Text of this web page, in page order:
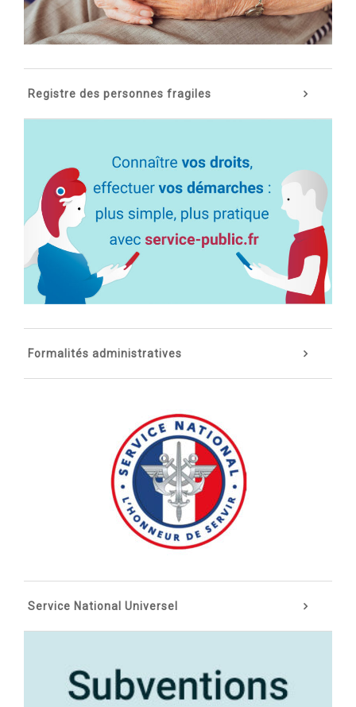
Registre des personnes fragiles
Formalités administratives
Service National Universel